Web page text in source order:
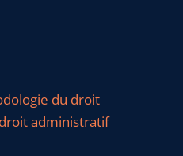
du droit
administratif